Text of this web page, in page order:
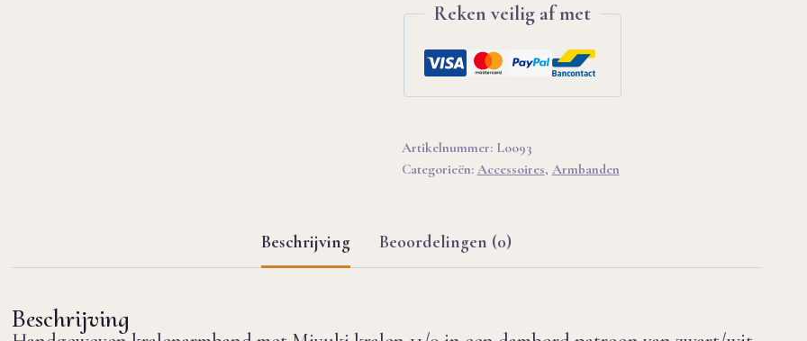
Reken veilig af met
Artikelnummer: L0093
Categorieën: Accessoires, Armbanden
Beschrijving Beoordelingen (0)
Beschrijving